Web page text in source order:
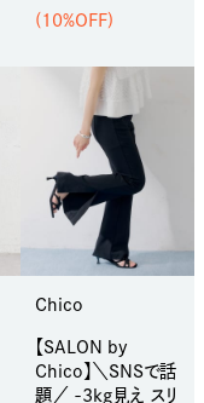
(10%OFF)
Chico
【SALON by
Chico】＼SNSで話
題／ -3kg見え スリ